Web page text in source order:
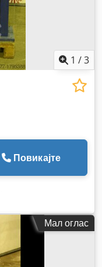
1 /3
Повикајте
Мал оглас